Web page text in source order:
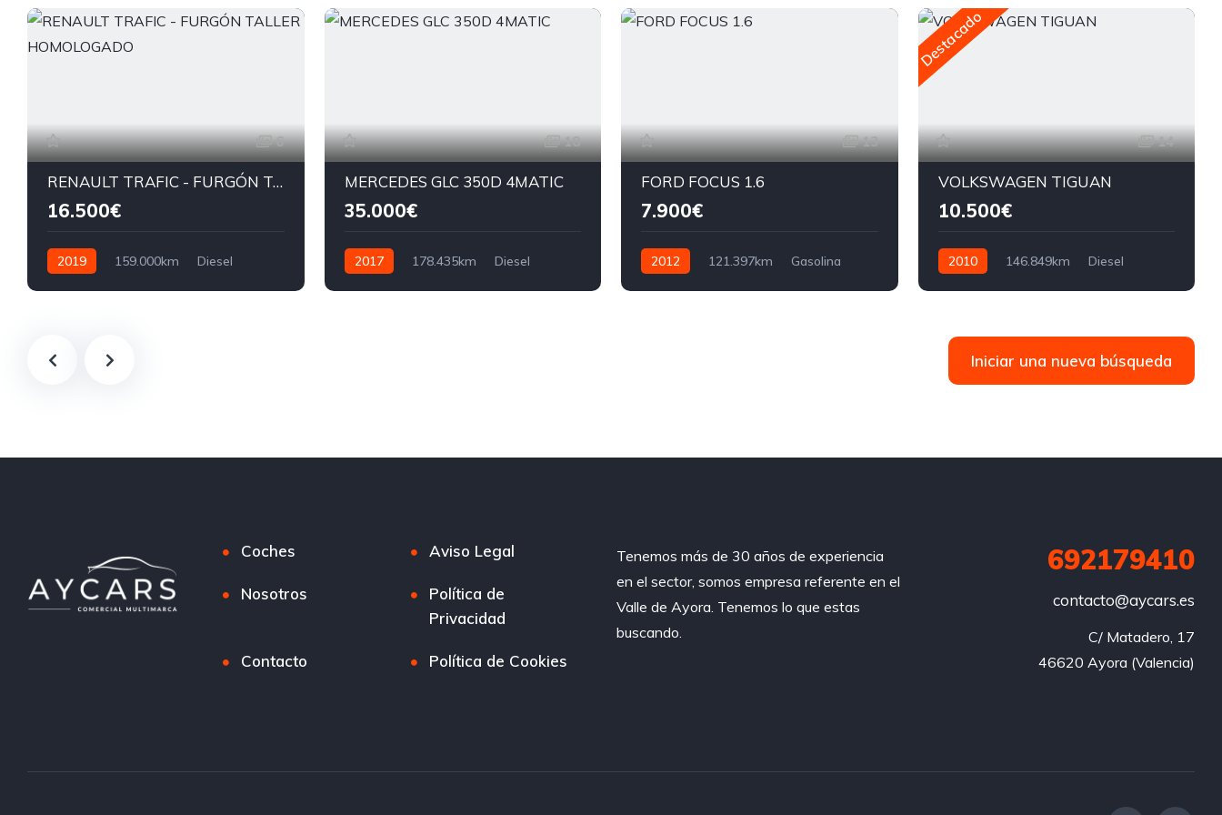
6
RENAULT TRAFIC - FURGÓN TALLER HOMOLOGADO
16.500€
2019 159.000km
Diesel
18
MERCEDES GLC 350D 4MATIC
35.000€
2017 178.435km
Diesel
13
FORD FOCUS 1.6
7.900€
2012 121.397km
Gasolina
Destacado
14
VOLKSWAGEN TIGUAN
10.500€
2010 146.849km
Diesel
Iniciar una nueva búsqueda
Coches Aviso Legal
Nosotros
Política de
Privacidad
Contacto Política de Cookies
Tenemos más de 30 años de experiencia
en el sector, somos empresa referente en el
Valle de Ayora. Tenemos lo que estas
buscando.
692179410
contacto@aycars.es
C/ Matadero, 17
46620 Ayora (Valencia)